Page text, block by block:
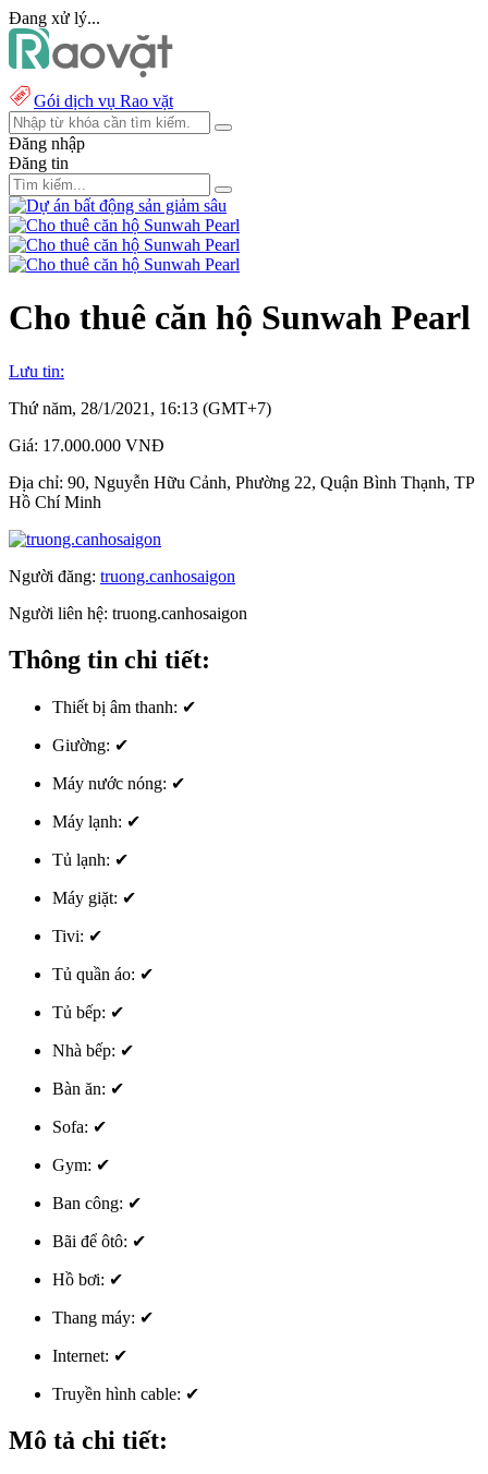
Đang xử lý...
Gói dịch vụ Rao vặt
Đăng nhập
Đăng tin
Cho thuê căn hộ Sunwah Pearl
Lưu tin:
Thứ năm, 28/1/2021, 16:13 (GMT+7)
Giá: 17.000.000 VNĐ
Địa chỉ: 90, Nguyễn Hữu Cảnh, Phường 22, Quận Bình Thạnh, TP
Hồ Chí Minh
Người đăng: truong.canhosaigon
Người liên hệ: truong.canhosaigon
Thông tin chi tiết:
Thiết bị âm thanh: ✔
Giường: ✔
Máy nước nóng: ✔
Máy lạnh: ✔
Tủ lạnh: ✔
Máy giặt: ✔
Tivi: ✔
Tủ quần áo: ✔
Tủ bếp: ✔
Nhà bếp: ✔
Bàn ăn: ✔
Sofa: ✔
Gym: ✔
Ban công: ✔
Bãi để ôtô: ✔
Hồ bơi: ✔
Thang máy: ✔
Internet: ✔
Truyền hình cable: ✔
Mô tả chi tiết: